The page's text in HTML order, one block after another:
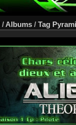
/ Albums / Tag